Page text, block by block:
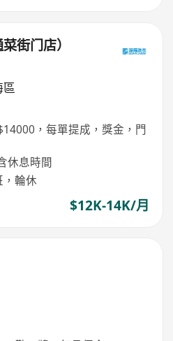
街门店）
區
，每單提成，獎金，門
休息時間
輪休
$12K-14K/月